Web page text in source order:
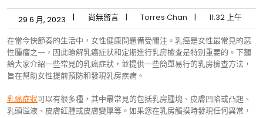
29 6 月, 2023 | 尚無留言 | Torres Chan | 11:32 上午
在當今快節奏的生活中，女性健康問題備受關注。乳癌是女性最常見的惡
性腫瘤之一，因此瞭解乳癌症狀和定期進行乳房檢查是特别重要的。下麵
給大家介紹一些常見的乳癌症狀，並提供一些簡單易行的乳房檢查方法，
旨在幫助女性提前預防和發現乳房疾病。
乳癌症狀可以有很多種，其中最常見的包括乳房腫塊、皮膚凹陷或凸起、
乳頭溢液、皮膚紅腫或皮膚變厚等。如果您在乳房觸摸時發現任何異常，